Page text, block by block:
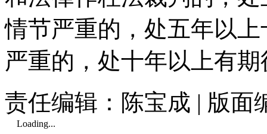
情节严重的，处五年以
严重的，处十年以上有
责任编辑：陈宝成 | 版面
Loading...